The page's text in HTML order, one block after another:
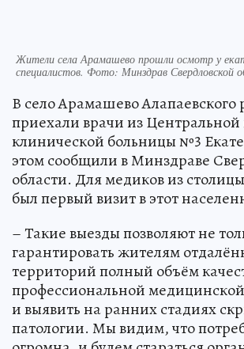
Жители села Арамашево прошли осмотр у
специалистов. Фото: Минздрав Свердловской
В село Арамашево Алапаевского
приехали врачи из Центральной
клинической больницы №3
этом сообщили в Минздраве
области. Для медиков из
был первый визит в этот
– Такие выезды позволяют не
гарантировать жителям
территорий полный объём
профессиональной
и выявить на ранних стадиях
патологии. Мы видим, что